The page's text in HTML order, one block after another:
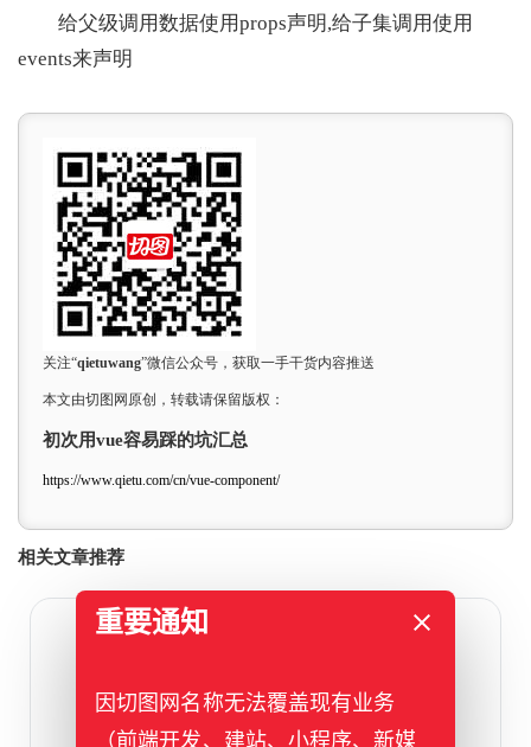
给父级调用数据使用props声明,给子集调用使用
events来声明
关注“qietuwang”微信公众号，获取一手干货内容推送
本文由切图网原创，转载请保留版权：
初次用vue容易踩的坑汇总
https://www.qietu.com/cn/vue-component/
相关文章推荐
h5手机下用pinchzoom.js插件实
现手指触摸图片放大缩小
重要通知
因切图网名称无法覆盖现有业务
（前端开发、建站、小程序、新媒